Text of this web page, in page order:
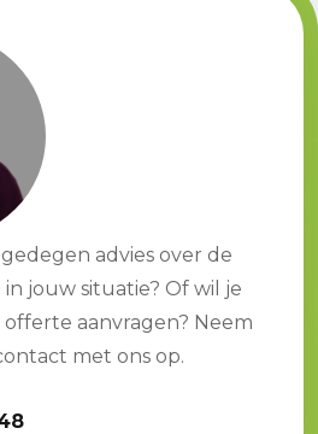
advies over de
jouw situatie? Of wil je
aanvragen? Neem
met ons op.